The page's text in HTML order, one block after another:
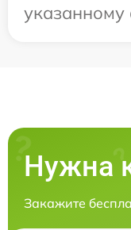
указанному
Нужна
Закажите